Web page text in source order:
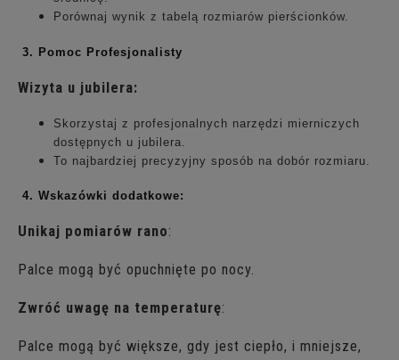
Porównaj wynik z tabelą rozmiarów pierścionków.
3. Pomoc Profesjonalisty
Wizyta u jubilera:
Skorzystaj z profesjonalnych narzędzi mierniczych
dostępnych u jubilera.
To najbardziej precyzyjny sposób na dobór rozmiaru.
4. Wskazówki dodatkowe:
Unikaj pomiarów rano:
Palce mogą być opuchnięte po nocy.
Zwróć uwagę na temperaturę:
Palce mogą być większe, gdy jest ciepło, i mniejsze,